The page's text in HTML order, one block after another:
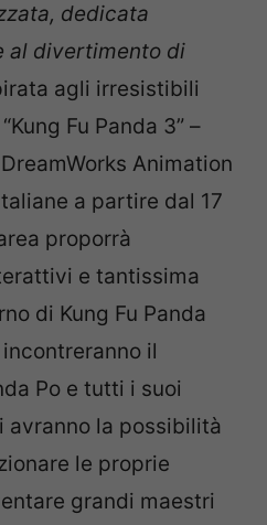
dedicata
al divertimento di
agli irresistibili
Fu Panda 3” –
Animation
a partire dal 17
proporrà
e tantissima
di Kung Fu Panda
il
Po e tutti i suoi
avranno la possibilità
le proprie
grandi maestri